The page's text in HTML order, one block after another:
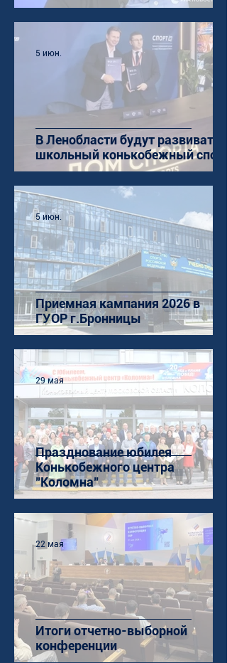
В Ленобласти будут развивать
школьный конькобежный спорт
5 июн.
Приемная кампания 2026 в
ГУОР г.Бронницы
5 июн.
Празднование юбилея
Конькобежного центра
"Коломна"
29 мая
Итоги отчетно-выборной
конференции
22 мая